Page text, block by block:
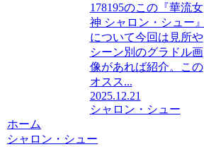
178195のこの『華流女
神 シャロン・シュー』
について今回は見所や
シーン別のグラドル画
像があれば紹介。この
オスス...
2025.12.21
シャロン・シュー
ホーム
シャロン・シュー